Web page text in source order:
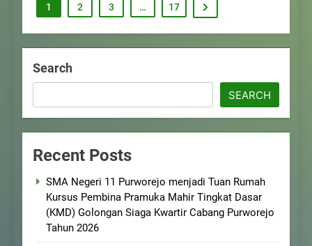
1 2 3 … 17
Search
SEARCH
Recent Posts
SMA Negeri 11 Purworejo menjadi Tuan Rumah
Kursus Pembina Pramuka Mahir Tingkat Dasar
(KMD) Golongan Siaga Kwartir Cabang Purworejo
Tahun 2026